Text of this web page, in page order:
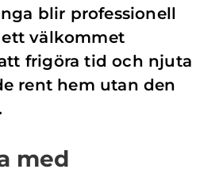
blir professionell
välkommet
frigöra tid och njuta
rent hem utan den
med